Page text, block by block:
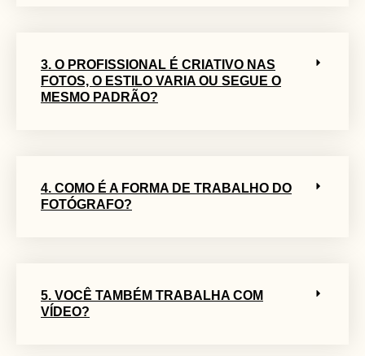
3. O PROFISSIONAL É CRIATIVO NAS
FOTOS, O ESTILO VARIA OU SEGUE O
MESMO PADRÃO?
4. COMO É A FORMA DE TRABALHO DO
FOTÓGRAFO?
5. VOCÊ TAMBÉM TRABALHA COM
VÍDEO?